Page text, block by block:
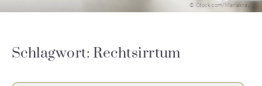
Arbeitsrecht
© iStock.com/Mariakray
Schlagwort: Rechtsirrtum